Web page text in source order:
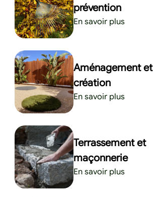
prévention
En savoir plus
Aménagement et
création
En savoir plus
Terrassement et
maçonnerie
En savoir plus